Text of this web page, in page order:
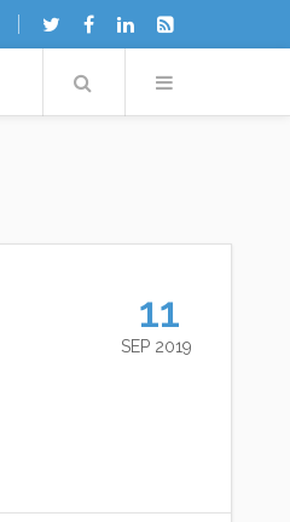
Search
11
SEP 2019